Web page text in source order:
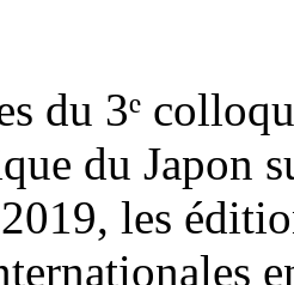
du 3ᵉ
du Japon
les